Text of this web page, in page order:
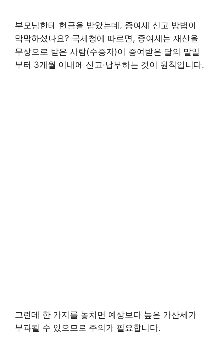
부모님한테 현금을 받았는데, 증여세 신고 방법이
막막하셨나요? 국세청에 따르면, 증여세는 재산을
무상으로 받은 사람(수증자)이 증여받은 달의 말일
부터 3개월 이내에 신고·납부하는 것이 원칙입니다.
그런데 한 가지를 놓치면 예상보다 높은 가산세가
부과될 수 있으므로 주의가 필요합니다.